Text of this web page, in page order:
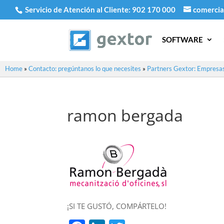
Servicio de Atención al Cliente: 902 170 000
SOFTWARE
Home » Contacto: pregúntanos lo que necesites » Partners Gextor:
ramon bergada
¡SI TE GUSTÓ, COMPÁRTELO!